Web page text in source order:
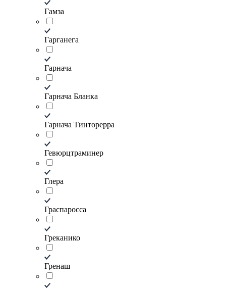
Гамза
Гарганега
Гарнача
Гарнача Бланка
Гарнача Тинторерра
Гевюрцтраминер
Глера
Граспаросса
Греканико
Гренаш